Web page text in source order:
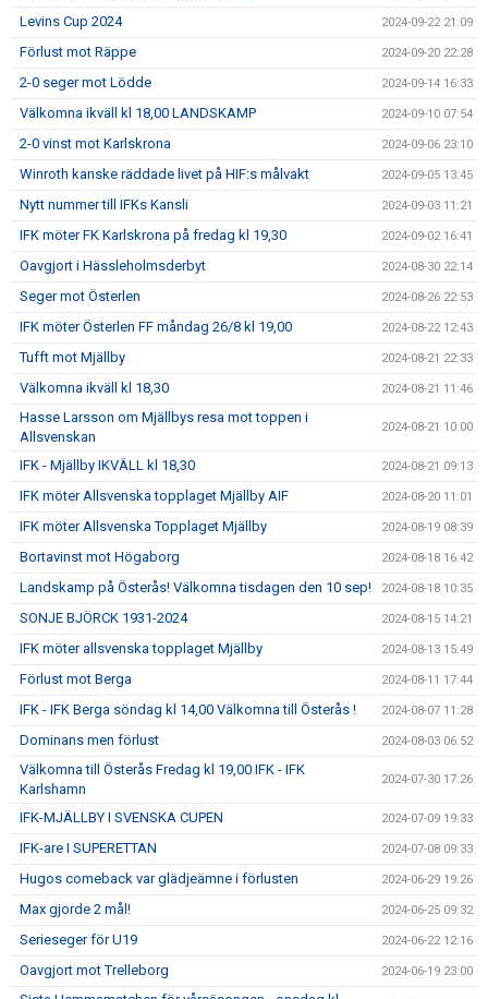
Levins Cup 2024 2024-09-22 21:09
Förlust mot Räppe 2024-09-20 22:28
2-0 seger mot Lödde 2024-09-14 16:33
Välkomna ikväll kl 18,00 LANDSKAMP 2024-09-10 07:54
2-0 vinst mot Karlskrona 2024-09-06 23:10
Winroth kanske räddade livet på HIF:s målvakt 2024-09-05 13:45
Nytt nummer till IFKs Kansli 2024-09-03 11:21
IFK möter FK Karlskrona på fredag kl 19,30 2024-09-02 16:41
Oavgjort i Hässleholmsderbyt 2024-08-30 22:14
Seger mot Österlen 2024-08-26 22:53
IFK möter Österlen FF måndag 26/8 kl 19,00 2024-08-22 12:43
Tufft mot Mjällby 2024-08-21 22:33
Välkomna ikväll kl 18,30 2024-08-21 11:46
Hasse Larsson om Mjällbys resa mot toppen i
Allsvenskan
2024-08-21 10:00
IFK - Mjällby IKVÄLL kl 18,30 2024-08-21 09:13
IFK möter Allsvenska topplaget Mjällby AIF 2024-08-20 11:01
IFK möter Allsvenska Topplaget Mjällby 2024-08-19 08:39
Bortavinst mot Högaborg 2024-08-18 16:42
Landskamp på Österås! Välkomna tisdagen den 10 sep! 2024-08-18 10:35
SONJE BJÖRCK 1931-2024 2024-08-15 14:21
IFK möter allsvenska topplaget Mjällby 2024-08-13 15:49
Förlust mot Berga 2024-08-11 17:44
IFK - IFK Berga söndag kl 14,00 Välkomna till Österås ! 2024-08-07 11:28
Dominans men förlust 2024-08-03 06:52
Välkomna till Österås Fredag kl 19,00 IFK - IFK
Karlshamn
2024-07-30 17:26
IFK-MJÄLLBY I SVENSKA CUPEN 2024-07-09 19:33
IFK-are I SUPERETTAN 2024-07-08 09:33
Hugos comeback var glädjeämne i förlusten 2024-06-29 19:26
Max gjorde 2 mål! 2024-06-25 09:32
Serieseger för U19 2024-06-22 12:16
Oavgjort mot Trelleborg 2024-06-19 23:00